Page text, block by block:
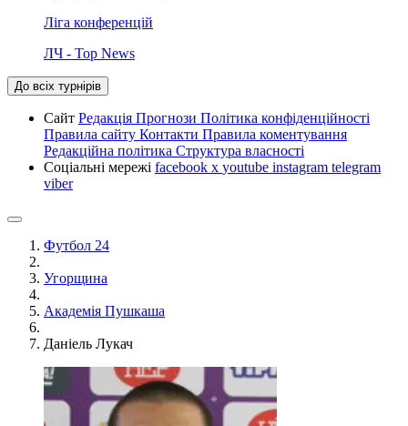
Ліга конференцій
ЛЧ - Top News
До всіх турнірів
Сайт Редакція Прогнози Політика конфіденційності
Правила сайту Контакти Правила коментування
Редакційна політика Структура власності
Соціальні мережі facebook x youtube instagram telegram
viber
Футбол 24
Угорщина
Академія Пушкаша
Даніель Лукач